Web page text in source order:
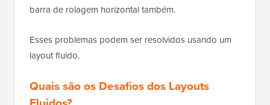
barra de rolagem horizontal também.
Esses problemas podem ser resolvidos usando um
layout fluido.
Quais são os Desafios dos Layouts